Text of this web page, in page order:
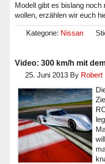
Modell gibt es bislang
wollen, erzählen wir euch
Kategorie: Nissan
Video: 300 km/h mit
25. Juni 2013 By Robert